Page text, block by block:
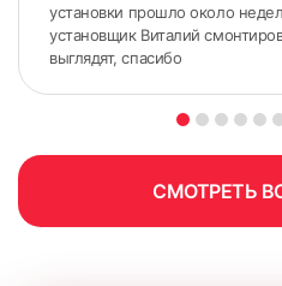
установки прошло около
установщик Виталий
выглядят, спасибо
СМОТРЕТЬ